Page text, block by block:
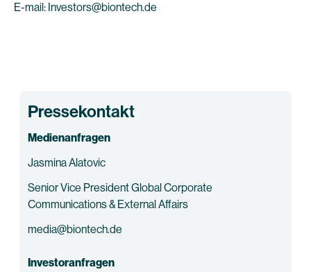
E-mail: Investors@biontech.de
Pressekontakt
Medienanfragen
Jasmina Alatovic
Senior Vice President Global Corporate
Communications & External Affairs
media@biontech.de
Investoranfragen